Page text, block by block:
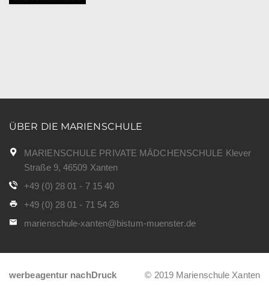
ÜBER DIE MARIENSCHULE
MARIENSCHULE PRIVATE MÄDCHENSCHULE Klever
Straße 9, 46509 Xanten
+49 (0) 28 01 - 7 15 40
+49 (0) 28 01 - 71 54 26
marienschule-xanten@bistum-muenster.de
werbeagentur nachDruck © 2019 Marienschule Xanten